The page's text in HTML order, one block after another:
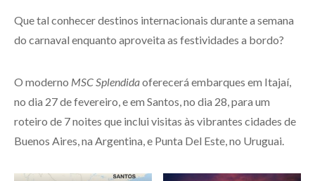
Que tal conhecer destinos internacionais durante a semana
do carnaval enquanto aproveita as festividades a bordo?
O moderno MSC Splendidaoferecerá embarques em Itajaí,
no dia 27 de fevereiro, e em Santos, no dia 28, para um
roteiro de 7 noites que inclui visitas às vibrantes cidades de
Buenos Aires, na Argentina, e Punta Del Este, no Uruguai.